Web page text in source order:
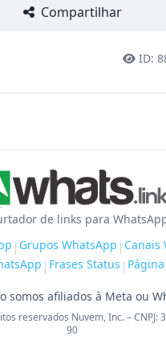
Compartilhar
ID:
de links para
| Grupos WhatsApp | Canais
| Frases Status |
somos afiliados à Meta ou
reservados Nuvem, Inc. – CNPJ:
90